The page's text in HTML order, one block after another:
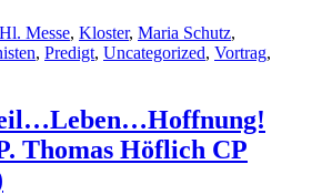
Hl. Messe, Kloster, Maria Schutz,
, Predigt, Uncategorized, Vortrag,
Thomas Höflich CP